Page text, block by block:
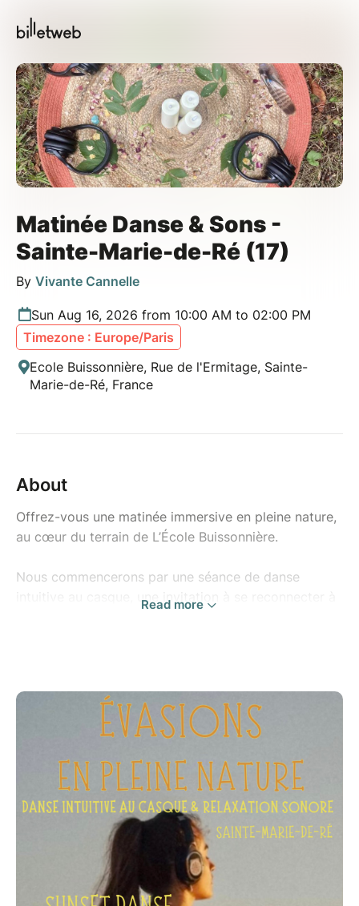
Matinée Danse & Sons -
Sainte-Marie-de-Ré (17)
By Vivante Cannelle
Sun Aug 16, 2026 from 10:00 AM to 02:00 PM
Timezone : Europe/Paris
Ecole Buissonnière, Rue de l'Ermitage, Sainte-
Marie-de-Ré, France
About
Offrez-vous une matinée immersive en pleine nature,
au cœur du terrain de L’École Buissonnière.
Nous commencerons par une séance de danse
intuitive au casque, une invitation à se reconnecter à
Nous poursuivrons avec un bain sonore immersif, où
les vibrations des bols de cristal, des carillons et des
autres instruments vous accompagneront vers une
profonde détente. Un moment propice au
relâchement des tensions, à l’apaisement du système
nerveux et au retour à soi.
La matinée se terminera autour d’un repas partagé.
Chacun est invité à apporter un plat ou une boisson à
partager afin de prolonger ce moment de
convivialité.
Read more